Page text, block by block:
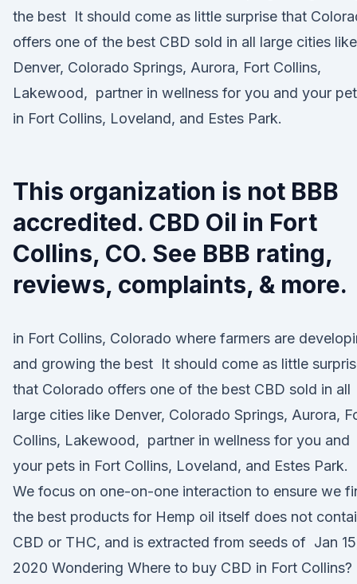
the best It should come as little surprise that
offers one of the best CBD sold in all large cities like
Denver, Colorado Springs, Aurora, Fort Collins,
Lakewood, partner in wellness for you and your
in Fort Collins, Loveland, and Estes Park.
This organization is not BBB
accredited. CBD Oil in Fort
Collins, CO. See BBB rating,
reviews, complaints, & more.
in Fort Collins, Colorado where farmers are
and growing the best It should come as little
that Colorado offers one of the best CBD sold in all
large cities like Denver, Colorado Springs, Aurora,
Collins, Lakewood, partner in wellness for you and
your pets in Fort Collins, Loveland, and Estes Park.
We focus on one-on-one interaction to ensure we
the best products for Hemp oil itself does not
CBD or THC, and is extracted from seeds of Jan
2020 Wondering Where to buy CBD in Fort Collins?